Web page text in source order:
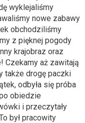
wyklejaliśmy
nowe zabawy
obchodziliśmy
z pięknej pogody
krajobraz oraz
Czekamy aż zawitają
także drogę paczki
odbyła się próba
obiedzie
i przeczytały
był pracowity